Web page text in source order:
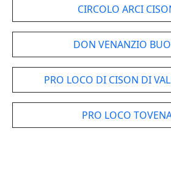
CIRCOLO ARCI
DON VENANZIO
PRO LOCO DI CISON DI
PRO LOCO